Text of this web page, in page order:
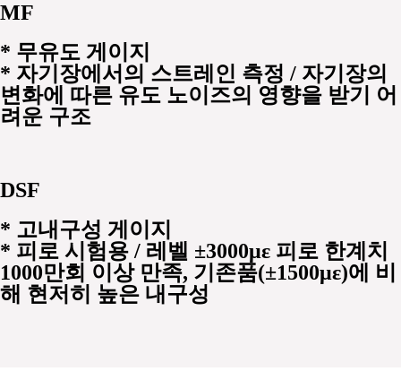
MF
* 무유도 게이지
* 자기장에서의 스트레인 측정 / 자기장의
변화에 따른 유도 노이즈의 영향을 받기 어
려운 구조
DSF
* 고내구성 게이지
* 피로 시험용 / 레벨 ±3000 με 피로 한계치
1000만회 이상 만족, 기존품(±1500 με)에 비
해 현저히 높은 내구성